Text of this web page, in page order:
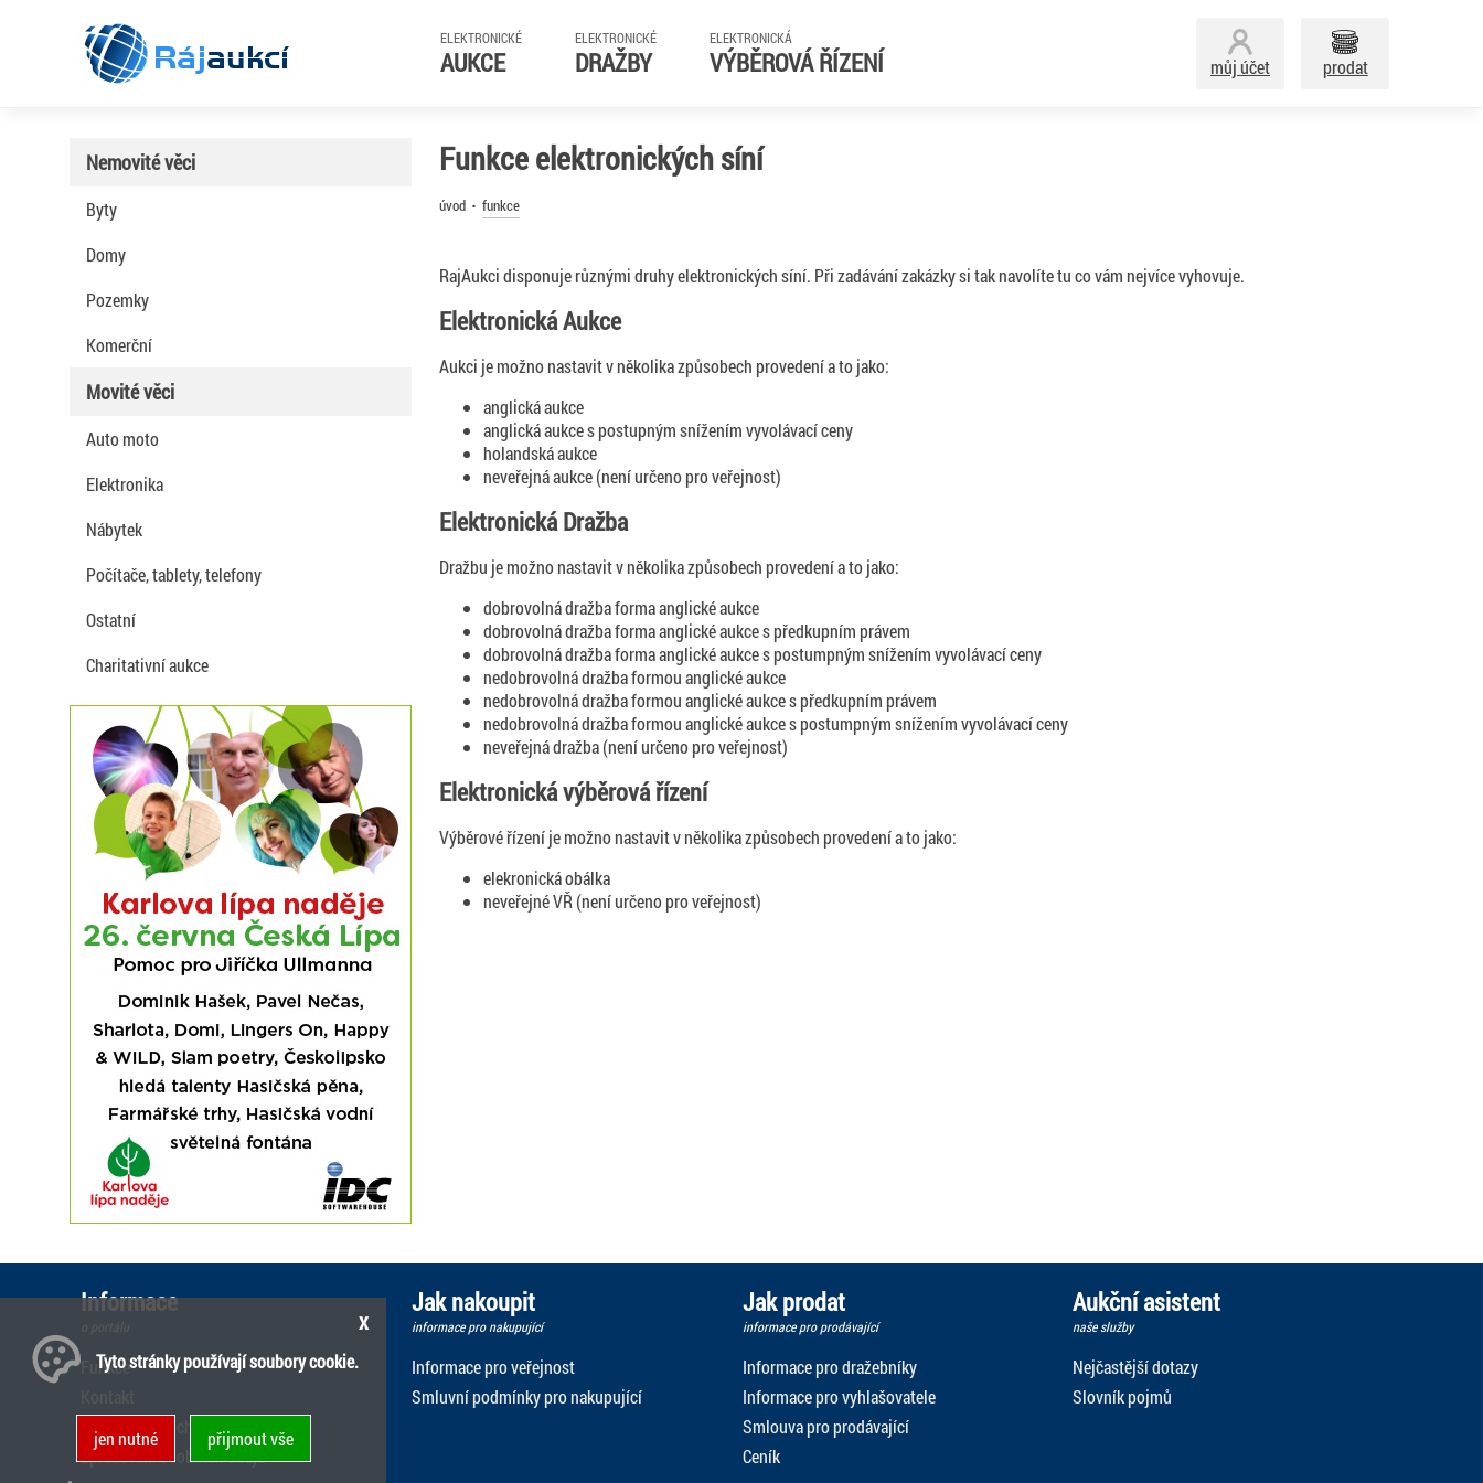
Funkce elektronických síní
úvod funkce
RajAukci disponuje různými druhy elektronických síní. Při zadávání zakázky si tak navolíte tu co vám nejvíce vyhovuje.
Elektronická Aukce
Aukci je možno nastavit v několika způsobech provedení a to jako:
anglická aukce
anglická aukce s postupným snížením vyvolávací ceny
holandská aukce
neveřejná aukce (není určeno pro veřejnost)
Elektronická Dražba
Dražbu je možno nastavit v několika způsobech provedení a to jako:
dobrovolná dražba forma anglické aukce
dobrovolná dražba forma anglické aukce s předkupním právem
dobrovolná dražba forma anglické aukce s postumpným snížením vyvolávací ceny
nedobrovolná dražba formou anglické aukce
nedobrovolná dražba formou anglické aukce s předkupním právem
nedobrovolná dražba formou anglické aukce s postumpným snížením vyvolávací ceny
neveřejná dražba (není určeno pro veřejnost)
Elektronická výběrová řízení
Výběrové řízení je možno nastavit v několika způsobech provedení a to jako:
elekronická obálka
neveřejné VŘ (není určeno pro veřejnost)
Nemovité věci
Byty
Domy
Pozemky
Komerční
Movité věci
Auto moto
Elektronika
Nábytek
Počítače, tablety, telefony
Ostatní
Charitativní aukce
Rájaukcí ELEKTRONICKÉ
AUKCE
ELEKTRONICKÉ
DRAŽBY
ELEKTRONICKÁ
VÝBĚROVÁ ŘÍZENÍ můj účet prodat
Informace
o portálu
Funkce
Všeobecné obchodní podmínky
Zpracování osobních údajů
Jak nakoupit
informace pro nakupující
Informace pro veřejnost
Smluvní podmínky pro nakupující
Jak prodat
informace pro prodávající
Informace pro dražebníky
Informace pro vyhlašovatele
Smlouva pro prodávající
Ceník
Aukční asistent
naše služby
Nejčastější dotazy
Slovník pojmů
x
Tyto stránky používají soubory cookie.
jen nutné přijmout vše